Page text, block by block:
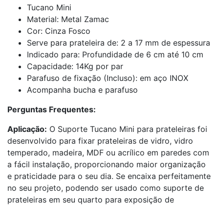
Tucano Mini
Material: Metal Zamac
Cor: Cinza Fosco
Serve para prateleira de: 2 a 17 mm de espessura
Indicado para: Profundidade de 6 cm até 10 cm
Capacidade: 14Kg por par
Parafuso de fixação (Incluso): em aço INOX
Acompanha bucha e parafuso
Perguntas Frequentes:
Aplicação: O Suporte Tucano Mini para prateleiras foi
desenvolvido para fixar prateleiras de vidro, vidro
temperado, madeira, MDF ou acrílico em paredes com
a fácil instalação, proporcionando maior organização
e praticidade para o seu dia. Se encaixa perfeitamente
no seu projeto, podendo ser usado como suporte de
prateleiras em seu quarto para exposição de